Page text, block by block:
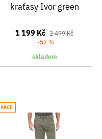
kraťasy Ivor green
1 199 Kč 2 499 Kč
-52 %
skladem
AKCE